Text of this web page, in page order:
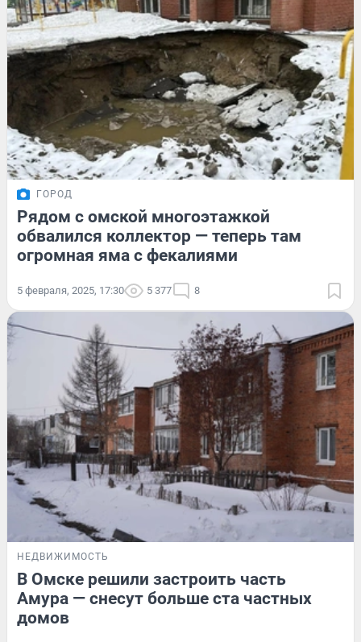
ГОРОД
Рядом с омской многоэтажкой
обвалился коллектор — теперь там
огромная яма с фекалиями
5 февраля, 2025, 17:30 5 377 8
НЕДВИЖИМОСТЬ
В Омске решили застроить часть
Амура — снесут больше ста частных
домов